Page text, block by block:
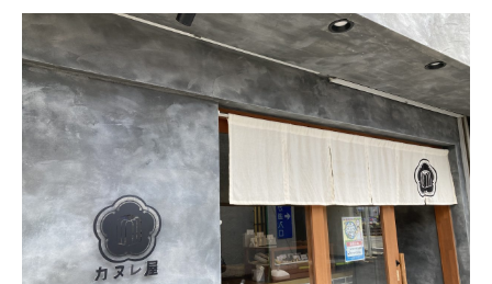
と言います。 困ったあなたたちでしたが、手帳の真剣な様子に
力を貸すことにしたのでした。 注意点としては、LINE画面に出
てきているせんぼくんたちからの「指令をよく読んで、タップ漏
れしない」こと。これだけです。 実際に遊んでみて感じたり体
験したものを、3つご紹介します。 1. 参加した人にしか分から
ない「仲間意識」です。 私がチェックポイントで謎解きを終え
て散策していると、向こうから冊子を手に持った女性がひとりで
チェックポイントに向かっているのが見えました。もちろん、私
もひとりだったので心の中で勝手に仲間意識が芽生えて応援して
いたのは内緒です（笑） 他にも小さなお子さんとお父さんとお
母さんでご参加されていたご家族もいました。 難しそうなこと
ウトなどもできるそうです。この機会にぜひ行ってみませんか？
薬局のオープンは7月1日（月）です。